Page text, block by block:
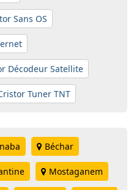
Sans OS
Décodeur Satellite
Tuner TNT
Béchar
Mostaganem